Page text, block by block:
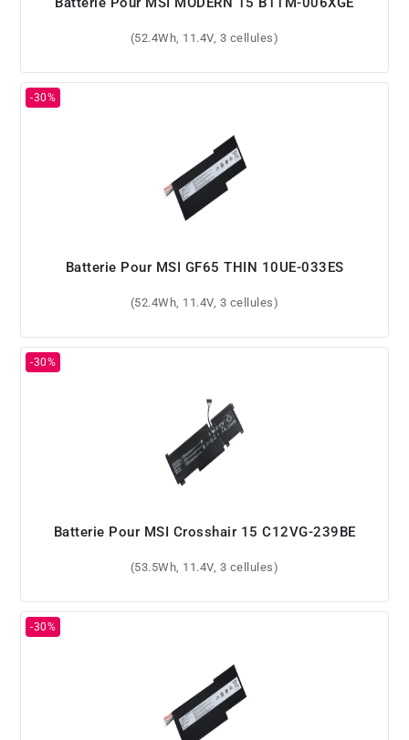
(52.4Wh, 11.4V, 3 cellules)
Batterie Pour MSI GF65 THIN 10UE-033ES
(52.4Wh, 11.4V, 3 cellules)
Batterie Pour MSI Crosshair 15 C12VG-239BE
(53.5Wh, 11.4V, 3 cellules)